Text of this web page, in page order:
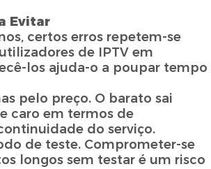
Evitar
certos erros repetem-se
de IPTV em
los ajuda-o a poupar tempo
pelo preço. O barato sai
caro em termos de
do serviço.
de teste. Comprometer-se
longos sem testar é um risco